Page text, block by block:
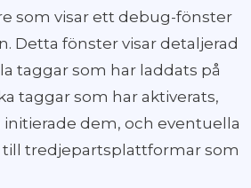
som visar ett debug-fönster
Detta fönster visar detaljerad
taggar som har laddats på
taggar som har aktiverats,
dem, och eventuella
till tredjepartsplattformar som